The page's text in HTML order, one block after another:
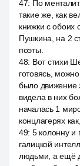
47: По
такие же, как
книжки с обоих
Пушкина, на 2
поэты.
48: Вот стихи
готовясь,
было движение
видела в них
началась 1
концлагерях
49: 5 колонну и
галицкой
людьми, а ещё